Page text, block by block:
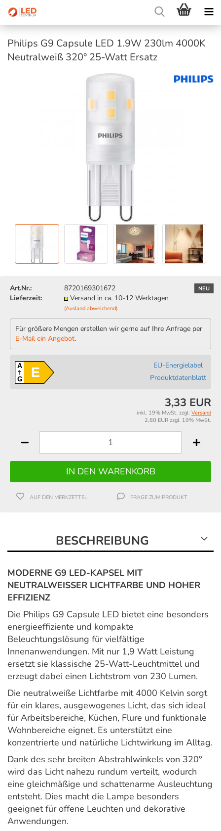
Philips G9 Capsule LED 1.9W 230lm 4000K
Neutralweiß 320° 25-Watt Ersatz
NEU
Art.Nr.:
8720169301672
Lieferzeit:
Versand in ca. 10-12 Werktagen
(Ausland abweichend)
Für größere Mengen erstellen wir gerne auf Ihre Anfrage per
E-Mail ein Angebot.
A
GE
EU-Energielabel
Produktdatenblatt
3,33 EUR
inkl. 19% MwSt. zzgl. Versand
2,80 EUR zzgl. 19% MwSt.
AUF DEN MERKZETTEL FRAGE ZUM PRODUKT
BESCHREIBUNG
MODERNE G9 LED-KAPSEL MIT
NEUTRALWEISSER LICHTFARBE UND HOHER
EFFIZIENZ
Die Philips G9 Capsule LED bietet eine besonders
energieeffiziente und kompakte
Beleuchtungslösung für vielfältige
Innenanwendungen. Mit nur 1,9 Watt Leistung
ersetzt sie klassische 25-Watt-Leuchtmittel und
erzeugt dabei einen Lichtstrom von 230 Lumen.
Die neutralweiße Lichtfarbe mit 4000 Kelvin sorgt
für ein klares, ausgewogenes Licht, das sich ideal
für Arbeitsbereiche, Küchen, Flure und funktionale
Wohnbereiche eignet. Es unterstützt eine
konzentrierte und natürliche Lichtwirkung im Alltag.
Dank des sehr breiten Abstrahlwinkels von 320°
wird das Licht nahezu rundum verteilt, wodurch
eine gleichmäßige und schattenarme Ausleuchtung
entsteht. Dies macht die Lampe besonders
geeignet für offene Leuchten und dekorative
Anwendungen.